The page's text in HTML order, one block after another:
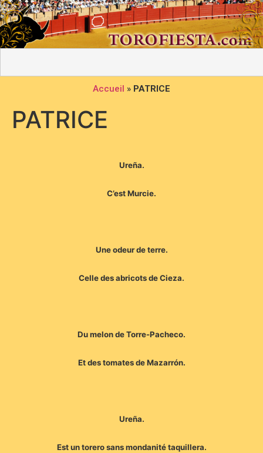
Accueil » PATRICE
PATRICE
Ureña.
C’est Murcie.
Une odeur de terre.
Celle des abricots de Cieza.
Du melon de Torre-Pacheco.
Et des tomates de Mazarrón.
Ureña.
Est un torero sans mondanité taquillera.